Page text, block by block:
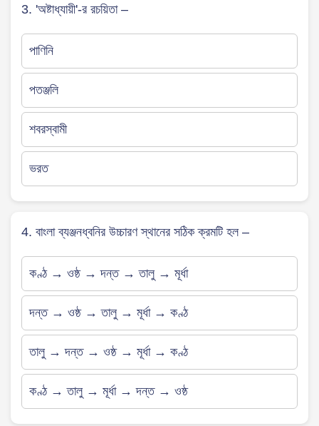
3. 'অষ্টাধ্যায়ী'-র রচয়িতা –
পাণিনি
পতঞ্জলি
শবরস্বামী
ভরত
4. বাংলা ব্যঞ্জনধ্বনির উচ্চারণ স্থানের সঠিক ক্রমটি হল –
কণ্ঠ → ওষ্ঠ → দন্ত → তালু → মূর্ধা
দন্ত → ওষ্ঠ → তালু → মূর্ধা → কণ্ঠ
তালু → দন্ত → ওষ্ঠ → মূর্ধা → কণ্ঠ
কণ্ঠ → তালু → মূর্ধা → দন্ত → ওষ্ঠ